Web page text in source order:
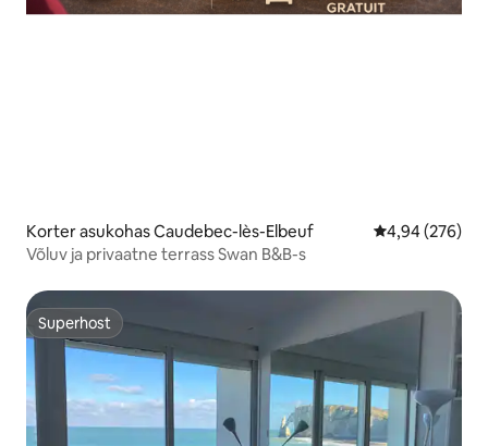
Korter asukohas Caudebec-lès-Elbeuf Keskmine
4,94 (276)
Võluv ja privaatne terrass Swan B&B-s
Superhost
Superhost